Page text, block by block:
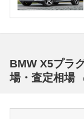
BMW X5プラ
場・査定相場